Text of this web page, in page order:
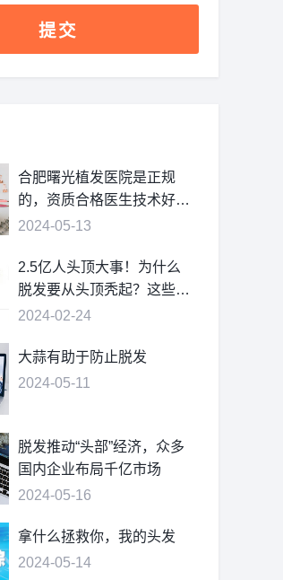
提交
合肥曙光植发医院是正规
的，资质合格医生技术好价
格不贵
2024-05-13
2.5亿人头顶大事！为什么
脱发要从头顶秃起？这些疑
问，一次讲清
2024-02-24
大蒜有助于防止脱发
2024-05-11
脱发推动“头部”经济，众多
国内企业布局千亿市场
2024-05-16
拿什么拯救你，我的头发
2024-05-14